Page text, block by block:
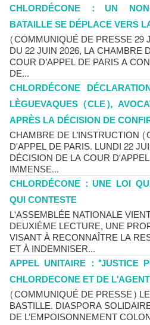
CHLORDÉCONE : UN
BATAILLE SE DÉPLACE VERS
(COMMUNIQUÉ DE PRESSE 29
DU 22 JUIN 2026, LA CHAMBRE
COUR D’APPEL DE PARIS A
DE...
CHLORDÉCONE
LÈGUEVAQUES (CLE),
APRÈS LA DÉCISION DE
CHAMBRE DE L’INSTRUCTION
D'APPEL DE PARIS. LUNDI 22
DÉCISION DE LA COUR
IMMENSE...
CHLORDÉCONE : UNE LOI
QUI CONTESTE
L'ASSEMBLÉE NATIONALE
DEUXIÈME LECTURE, UNE
VISANT À RECONNAÎTRE LA
ET À INDEMNISER...
APPEL UNITAIRE : "JUSTICE
CHLORDECONE ET DE
(COMMUNIQUÉ DE PRESSE)
BASTILLE. DIASPORA
DE L’EMPOISONNEMENT